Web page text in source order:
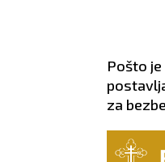
Pošto
za